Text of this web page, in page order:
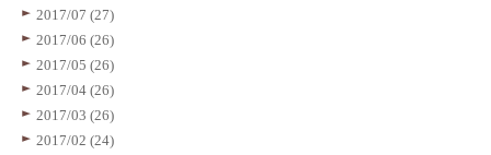
2017/07 (27)
2017/06 (26)
2017/05 (26)
2017/04 (26)
2017/03 (26)
2017/02 (24)